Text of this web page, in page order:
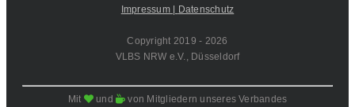
Impressum | Datenschutz
Copyright 2019 - 2026
VLBS NRW e.V., Düsseldorf
Mit und
von Mitgliedern unseres Verbandes